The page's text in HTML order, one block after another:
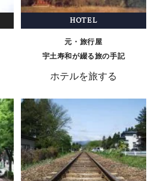
HOTEL
元・旅行屋
宇土寿和が綴る旅の手記
ホテルを旅する